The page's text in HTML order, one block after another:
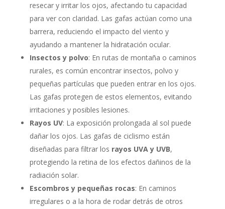
resecar y irritar los ojos, afectando tu capacidad
para ver con claridad. Las gafas actúan como una
barrera, reduciendo el impacto del viento y
ayudando a mantener la hidratación ocular.
Insectos y polvo: En rutas de montaña o caminos
rurales, es común encontrar insectos, polvo y
pequeñas partículas que pueden entrar en los ojos.
Las gafas protegen de estos elementos, evitando
irritaciones y posibles lesiones.
Rayos UV: La exposición prolongada al sol puede
dañar los ojos. Las gafas de ciclismo están
diseñadas para filtrar los rayos UVA y UVB,
protegiendo la retina de los efectos dañinos de la
radiación solar.
Escombros y pequeñas rocas: En caminos
irregulares o a la hora de rodar detrás de otros